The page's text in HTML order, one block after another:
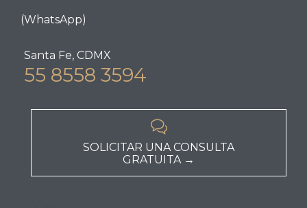
(WhatsApp)
Santa Fe, CDMX
55 8558 3594

SOLICITAR UNA CONSULTA
GRATUITA →